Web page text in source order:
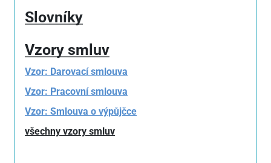
Slovníky
Vzory smluv
Vzor: Darovací smlouva
Vzor: Pracovní smlouva
Vzor: Smlouva o výpůjčce
všechny vzory smluv